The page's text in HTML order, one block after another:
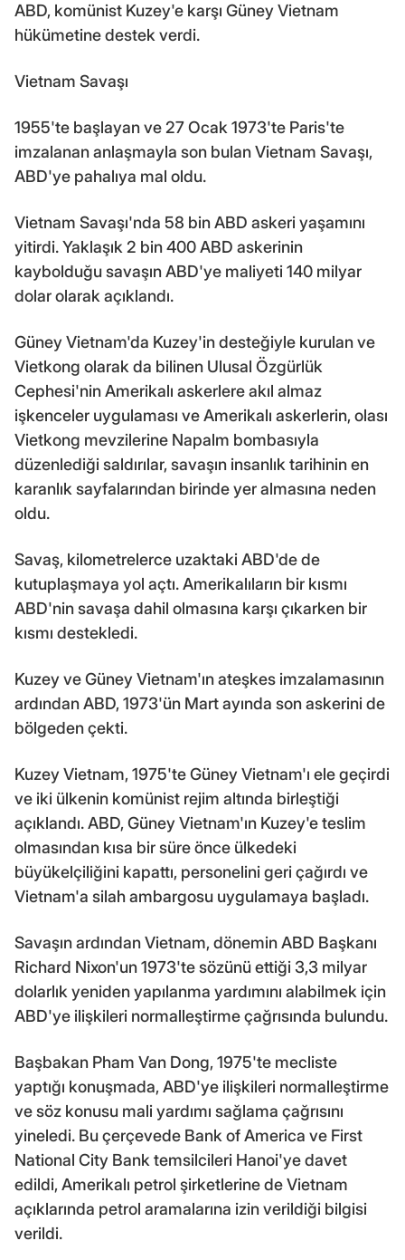
ABD, komünist Kuzey'e karşı Güney Vietnam
hükümetine destek verdi.
Vietnam Savaşı
1955'te başlayan ve 27 Ocak 1973'te Paris'te
imzalanan anlaşmayla son bulan Vietnam Savaşı,
ABD'ye pahalıya mal oldu.
Vietnam Savaşı'nda 58 bin ABD askeri yaşamını
yitirdi. Yaklaşık 2 bin 400 ABD askerinin
kaybolduğu savaşın ABD'ye maliyeti 140 milyar
dolar olarak açıklandı.
Güney Vietnam'da Kuzey'in desteğiyle kurulan ve
Vietkong olarak da bilinen Ulusal Özgürlük
Cephesi'nin Amerikalı askerlere akıl almaz
işkenceler uygulaması ve Amerikalı askerlerin, olası
Vietkong mevzilerine Napalm bombasıyla
düzenlediği saldırılar, savaşın insanlık tarihinin en
karanlık sayfalarından birinde yer almasına neden
oldu.
Savaş, kilometrelerce uzaktaki ABD'de de
kutuplaşmaya yol açtı. Amerikalıların bir kısmı
ABD'nin savaşa dahil olmasına karşı çıkarken bir
kısmı destekledi.
Kuzey ve Güney Vietnam'ın ateşkes imzalamasının
ardından ABD, 1973'ün Mart ayında son askerini de
bölgeden çekti.
Kuzey Vietnam, 1975'te Güney Vietnam'ı ele geçirdi
ve iki ülkenin komünist rejim altında birleştiği
açıklandı. ABD, Güney Vietnam'ın Kuzey'e teslim
olmasından kısa bir süre önce ülkedeki
büyükelçiliğini kapattı, personelini geri çağırdı ve
Vietnam'a silah ambargosu uygulamaya başladı.
Savaşın ardından Vietnam, dönemin ABD Başkanı
Richard Nixon'un 1973'te sözünü ettiği 3,3 milyar
dolarlık yeniden yapılanma yardımını alabilmek için
ABD'ye ilişkileri normalleştirme çağrısında bulundu.
Başbakan Pham Van Dong, 1975'te mecliste
yaptığı konuşmada, ABD'ye ilişkileri normalleştirme
ve söz konusu mali yardımı sağlama çağrısını
yineledi. Bu çerçevede Bank of America ve First
National City Bank temsilcileri Hanoi'ye davet
edildi, Amerikalı petrol şirketlerine de Vietnam
açıklarında petrol aramalarına izin verildiği bilgisi
verildi.